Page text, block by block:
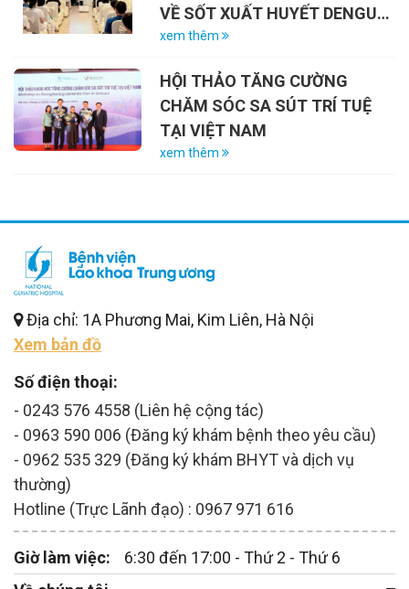
VỀ SỐT XUẤT HUYẾT DENGUE
VÀ VAI TRÒ CỦA VẮC-XIN
xem thêm
HỘI THẢO TĂNG CƯỜNG
CHĂM SÓC SA SÚT TRÍ TUỆ
TẠI VIỆT NAM
xem thêm
Địa chỉ: 1A Phương Mai, Kim Liên, Hà Nội
Xem bản đồ
Số điện thoại:
- 0243 576 4558 (Liên hệ cộng tác)
- 0963 590 006 (Đăng ký khám bệnh theo yêu cầu)
- 0962 535 329 (Đăng ký khám BHYT và dịch vụ
thường)
Hotline (Trực Lãnh đạo) : 0967 971 616
Giờ làm việc:
6:30 đến 17:00 - Thứ 2 - Thứ 6